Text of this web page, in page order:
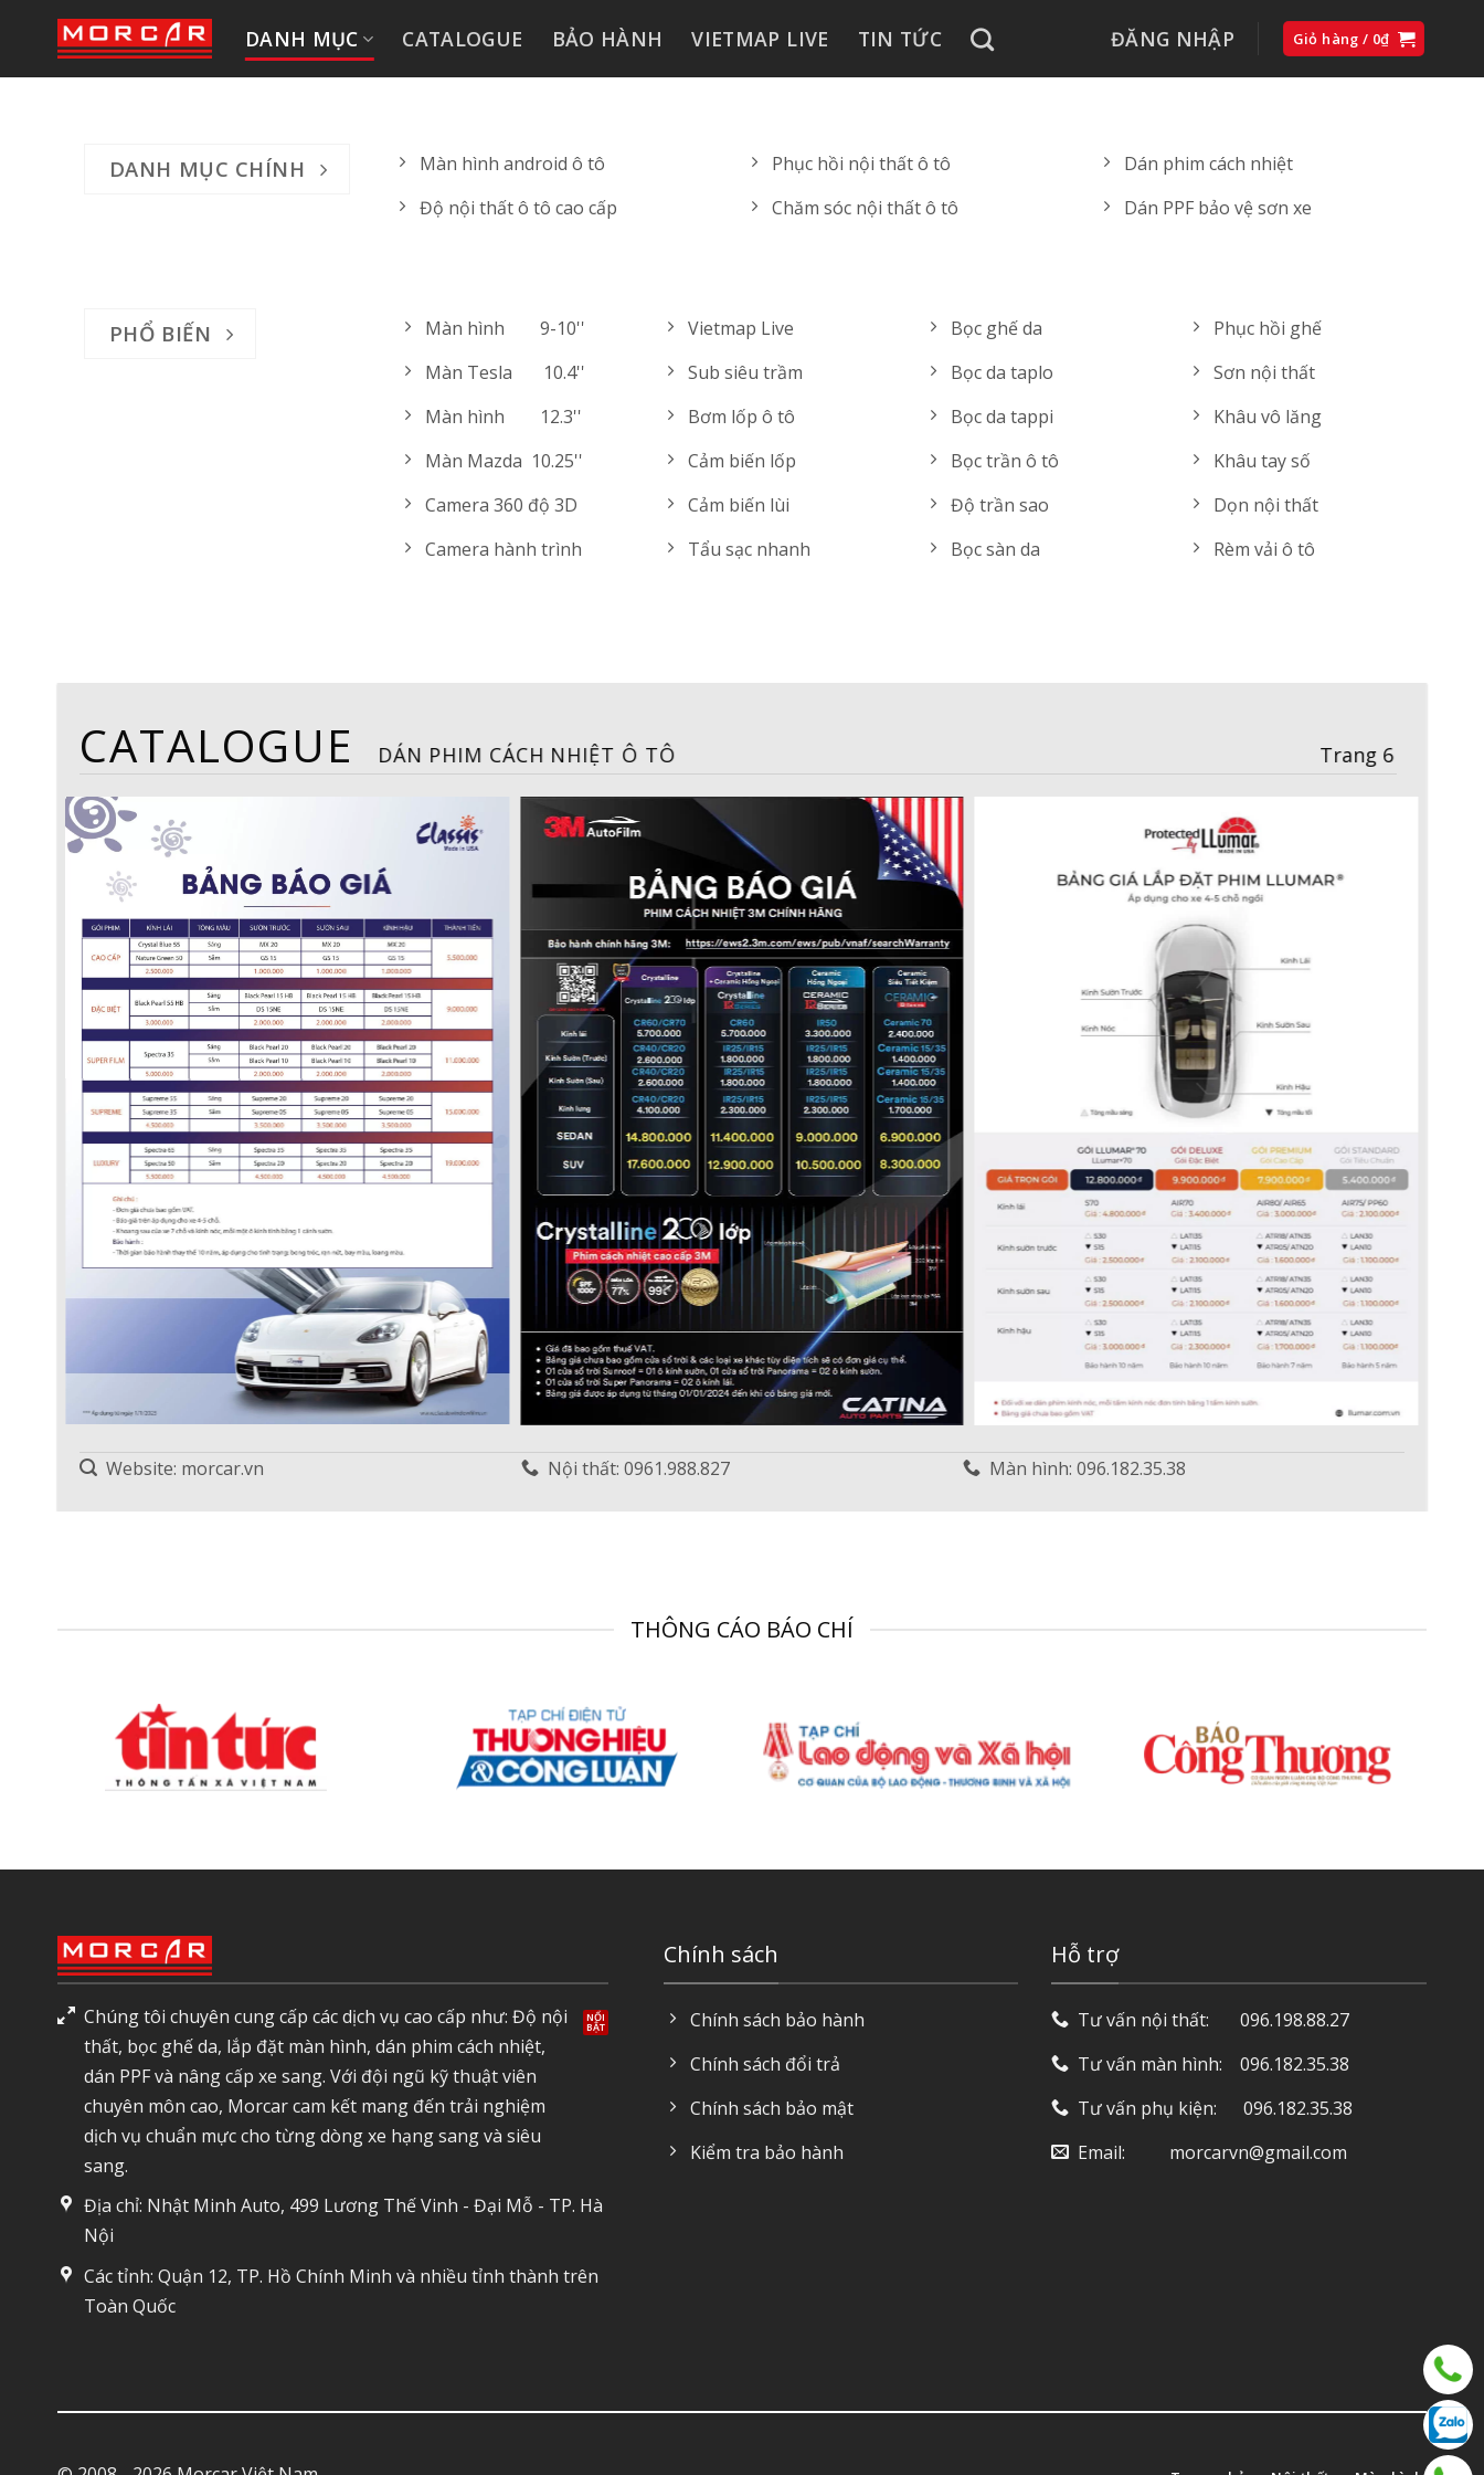
nội
DANH MỤC CATALOGUE BẢO HÀNH VIETMAP LIVE TIN TỨC ĐĂNG NHẬP Giỏ hàng / 0₫
DANH MỤC CHÍNH
Màn hình android ô tô
Độ nội thất ô tô cao cấp
Phục hồi nội thất ô tô
Chăm sóc nội thất ô tô
Dán phim cách nhiệt
Dán PPF bảo vệ sơn xe
PHỔ BIẾN
Màn hình‎ ‎ ‎ ‎ ‎ ‎ ‎ ‎ 9-10''
Màn Tesla‎ ‎ ‎ ‎ ‎‎ ‎ ‎ ‎10.4''
Màn hình ‎ ‎ ‎ ‎ ‎ ‎ ‎ ‎12.3''
Màn Mazda ‎ 10.25''
Camera 360 độ 3D
Camera hành trình
Vietmap Live
Sub siêu trầm
Bơm lốp ô tô
Cảm biến lốp
Cảm biến lùi
Tẩu sạc nhanh
Bọc ghế da
Bọc da taplo
Bọc da tappi
Bọc trần ô tô
Độ trần sao
Bọc sàn da
Phục hồi ghế
Sơn nội thất
Khâu vô lăng
Khâu tay số
Dọn nội thất
Rèm vải ô tô
MAZDA M504
8.500.000 VND
Ram + Rom: 4GB + 32GB
Màn: 10.25" | 1920x720
Internet: 4GLTE + Wifi
BT, Carplay, Android auto
Bảo hành: 2 năm
MAZDA M524
11.500.000 VND
Ram + Rom: 4GB + 32GB
Hai hệ điều hành
Màn: 10.25" | 1920x720
Internet: 4GLTE + Wifi
BT, Carplay, Android auto
Bảo hành: 2 năm
MAZDA M524.3
Ram + Rom: 4GB + 32GB
Hai hệ điều hành
Internet: 4GLTE + Wifi
BT, Carplay, Android auto
Bảo hành: 2 năm
PHỤ KIỆN
Camera 360 liền màn hình android
Camera hành trình tích hợp màn
hình và điện thoại
Cảm biến áp suất lốp chính hãng 2.500.000
TESLA T504
7.000.000 VND
Ram + Rom: 4GB + 32GB
Hệ điều hành: Android
Màn: 10.4" | 1024x768
Internet: 4GLTE + Wifi
BT, Carplay, Android auto
Bảo hành: 2 năm
PROMAX X704
7.500.000 VND
Ram + Rom: 4GB + 32GB
Hệ điều hành: Android
Màn: 12.3" | 1920x720
Internet: 4GLTE + Wifi
BT, Carplay, Android auto
Bảo hành: 2 năm
MÀN HÌNH Ô TÔ CAO CẤP Trang 2
Trang 6CATALOGUE
Website: morcar.vn Nội thất: 0961.988.827 Màn hình: 096.182.35.38
THÔNG CÁO BÁO CHÍ
Chúng tôi chuyên cung cấp các dịch vụ cao cấp như: Độ nội
thất, bọc ghế da, lắp đặt màn hình, dán phim cách nhiệt,
dán PPF và nâng cấp xe sang. Với đội ngũ kỹ thuật viên
chuyên môn cao, Morcar cam kết mang đến trải nghiệm
dịch vụ chuẩn mực cho từng dòng xe hạng sang và siêu
sang.
Địa chỉ: Nhật Minh Auto, 499 Lương Thế Vinh - Đại Mỗ - TP. Hà
Nội
Các tỉnh: Quận 12, TP. Hồ Chính Minh và nhiều tỉnh thành trên
Toàn Quốc
Chính sách
Chính sách bảo hành
Chính sách đổi trả
Chính sách bảo mật
Kiểm tra bảo hành
Hỗ trợ
Tư vấn nội thất: ‎ ‎ ‎ ‎ ‎ ‎ 096.198.88.27
Tư vấn màn hình: ‎ ‎ ‎ 096.182.35.38
Tư vấn phụ kiện: ‎ ‎ ‎ ‎‎ ‎ 096.182.35.38
Email: ‎ ‎ ‎ ‎ ‎ ‎ ‎ ‎ ‎ morcarvn@gmail.com